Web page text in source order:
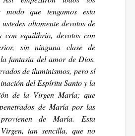
modo que tengamos esta
altamente devotos de
con equilibrio, devotos con
sin ninguna clase de
fantasía del amor de Dios.
de iluminismos, pero sí
del Espíritu Santo y la
de la Virgen María; que
de María por las
de María. Esta
tan sencilla, que no